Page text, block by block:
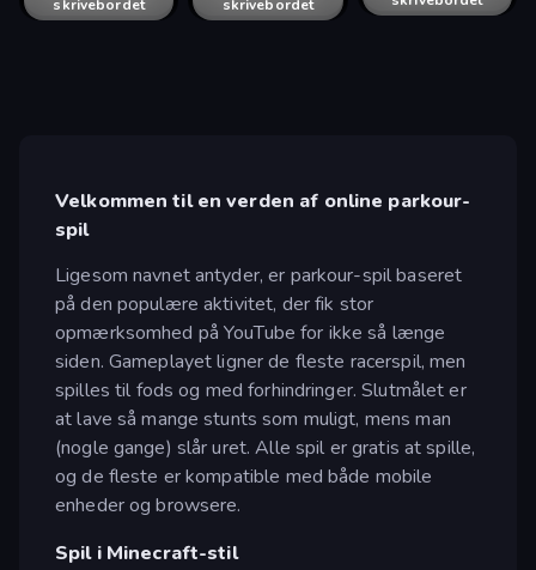
skrivebordet
skrivebordet
Velkommen til en verden af online parkour-
spil
Ligesom navnet antyder, er parkour-spil baseret
på den populære aktivitet, der fik stor
opmærksomhed på YouTube for ikke så længe
siden. Gameplayet ligner de fleste racerspil, men
spilles til fods og med forhindringer. Slutmålet er
at lave så mange stunts som muligt, mens man
(nogle gange) slår uret. Alle spil er gratis at spille,
og de fleste er kompatible med både mobile
enheder og browsere.
Spil i Minecraft-stil